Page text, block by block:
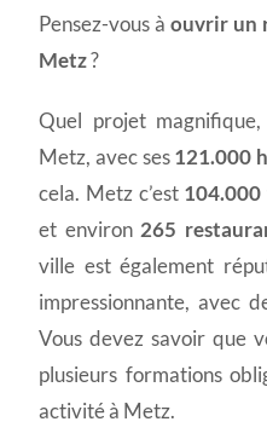
Pensez-vous à ouvrir un
Metz?
Quel projet
Metz, avec ses121.000
cela. Metz c’est
et environ 265
ville est également
impressionnante, avec
Vous devez savoir que
plusieurs formations
activité à Metz.